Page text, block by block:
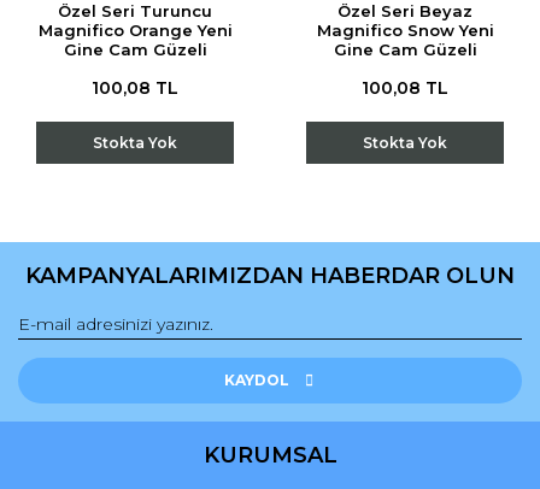
Özel Seri Turuncu
Magnifico Orange Yeni
Gine Cam Güzeli
100,08 TL
Stokta Yok
Özel Seri Beyaz
Magnifico Snow Yeni
Gine Cam Güzeli
100,08 TL
Stokta Yok
KAMPANYALARIMIZDAN HABERDAR OLUN
KAYDOL
KURUMSAL